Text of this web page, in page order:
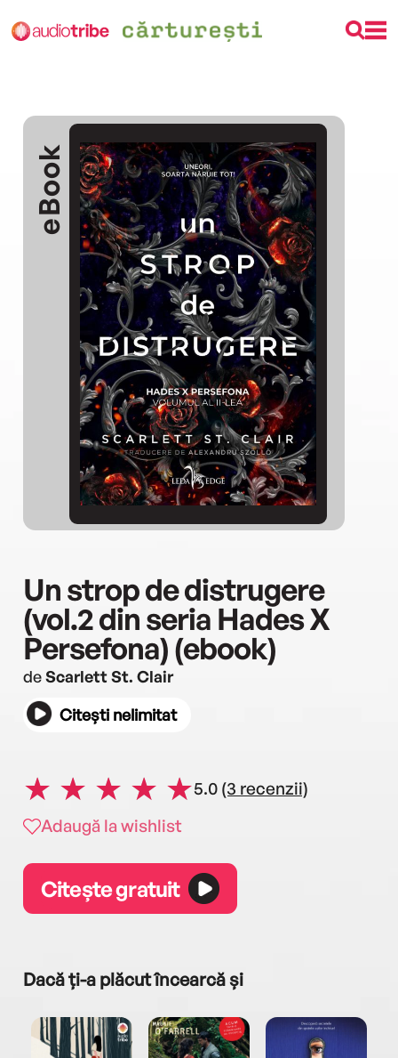
eBook
Un strop de distrugere
(vol.2 din seria Hades X
Persefona) (ebook)
deScarlett St. Clair
Citești nelimitat
5.0 (3 recenzii)
Adaugă la wishlist
Citește gratuit
Dacă ți-a plăcut încearcă și